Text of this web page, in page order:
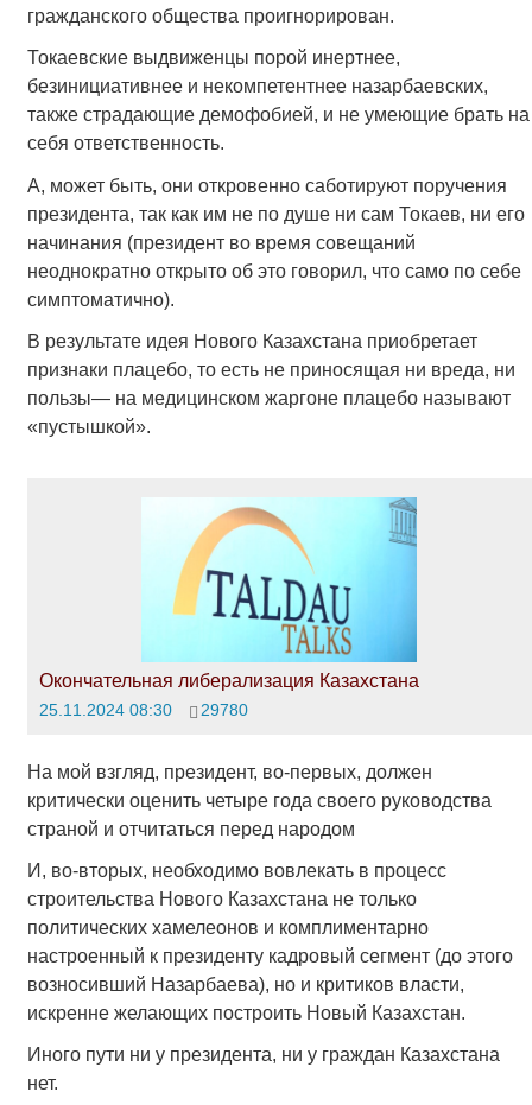
гражданского общества проигнорирован.
Токаевские выдвиженцы порой инертнее,
безинициативнее и некомпетентнее назарбаевских,
также страдающие демофобией, и не умеющие брать на
себя ответственность.
А, может быть, они откровенно саботируют поручения
президента, так как им не по душе ни сам Токаев, ни его
начинания (президент во время совещаний
неоднократно открыто об это говорил, что само по себе
симптоматично).
В результате идея Нового Казахстана приобретает
признаки плацебо, то есть не приносящая ни вреда, ни
пользы— на медицинском жаргоне плацебо называют
«пустышкой».
Окончательная либерализация Казахстана
25.11.2024 08:30 29780
На мой взгляд, президент, во-первых, должен
критически оценить четыре года своего руководства
страной и отчитаться перед народом
И, во-вторых, необходимо вовлекать в процесс
строительства Нового Казахстана не только
политических хамелеонов и комплиментарно
настроенный к президенту кадровый сегмент (до этого
возносивший Назарбаева), но и критиков власти,
искренне желающих построить Новый Казахстан.
Иного пути ни у президента, ни у граждан Казахстана
нет.